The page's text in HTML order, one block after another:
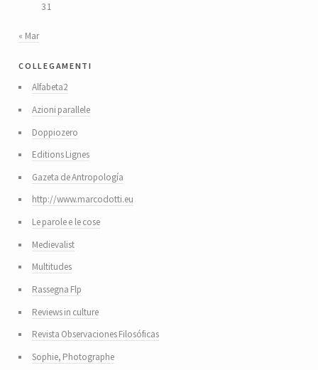
31
« Mar
collegamenti
Alfabeta2
Azioni parallele
Doppiozero
Editions Lignes
Gazeta de Antropología
http://www.marcodotti.eu
Le parole e le cose
Medievalist
Multitudes
Rassegna Flp
Reviews in culture
Revista Observaciones Filosóficas
Sophie, Photographe